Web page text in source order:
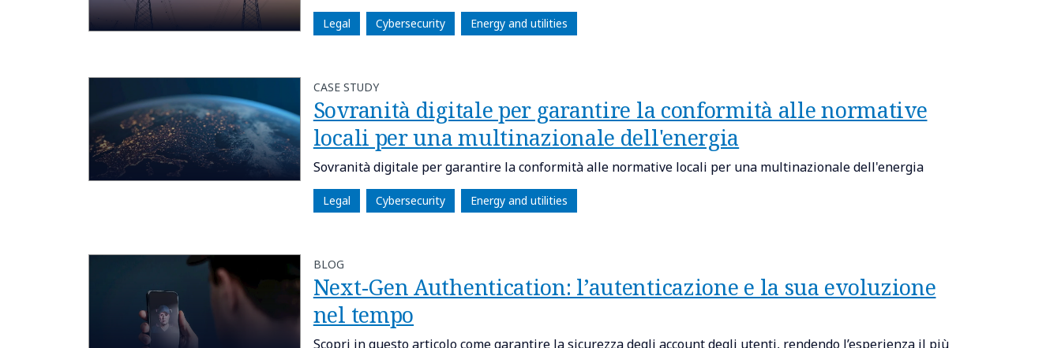
Legal Cybersecurity Energy and utilities
CASE STUDY
Sovranità digitale per garantire la conformità alle normative
locali per una multinazionale dell'energia
Sovranità digitale per garantire la conformità alle normative locali per una multinazionale dell'energia
Legal Cybersecurity Energy and utilities
BLOG
Next-Gen Authentication: l’autenticazione e la sua evoluzione
nel tempo
Scopri in questo articolo come garantire la sicurezza degli account degli utenti, rendendo l’esperienza il più